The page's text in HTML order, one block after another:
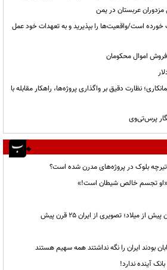
مزدوران عربستان در یمن
است/واقعیت‌ها را بپذیرید و به تعهدات خود عمل
فروش اموال محکومان
نظارت دقیق بر واگذاری پروژه‌ها، راهکار مقابله با
پرس‌تی‌وی
بلوک در پروژه‌های مدرن شده است؟
تجسم خالص شیطان است!»
بودند ایران را نگه نداشتند همه سهیم هستند
آینده ندارد!